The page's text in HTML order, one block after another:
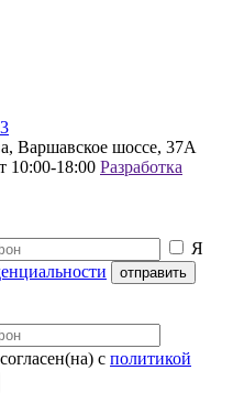
Варшавское шоссе, 37А
10:00-18:00 Разработка
Я
с политикой